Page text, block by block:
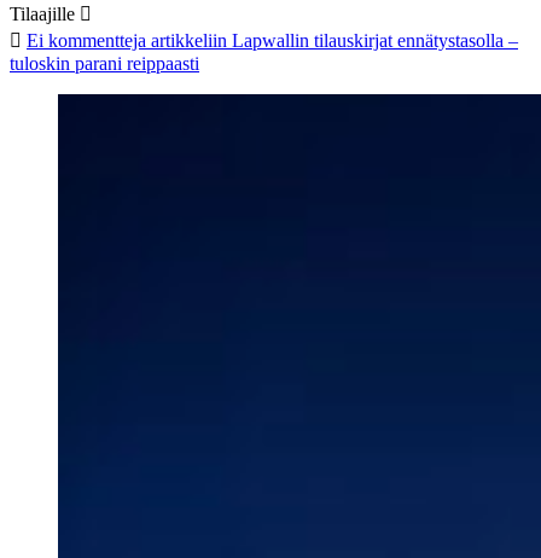
Tilaajille
Ei kommentteja artikkeliin Lapwallin tilauskirjat ennätystasolla –
tuloskin parani reippaasti